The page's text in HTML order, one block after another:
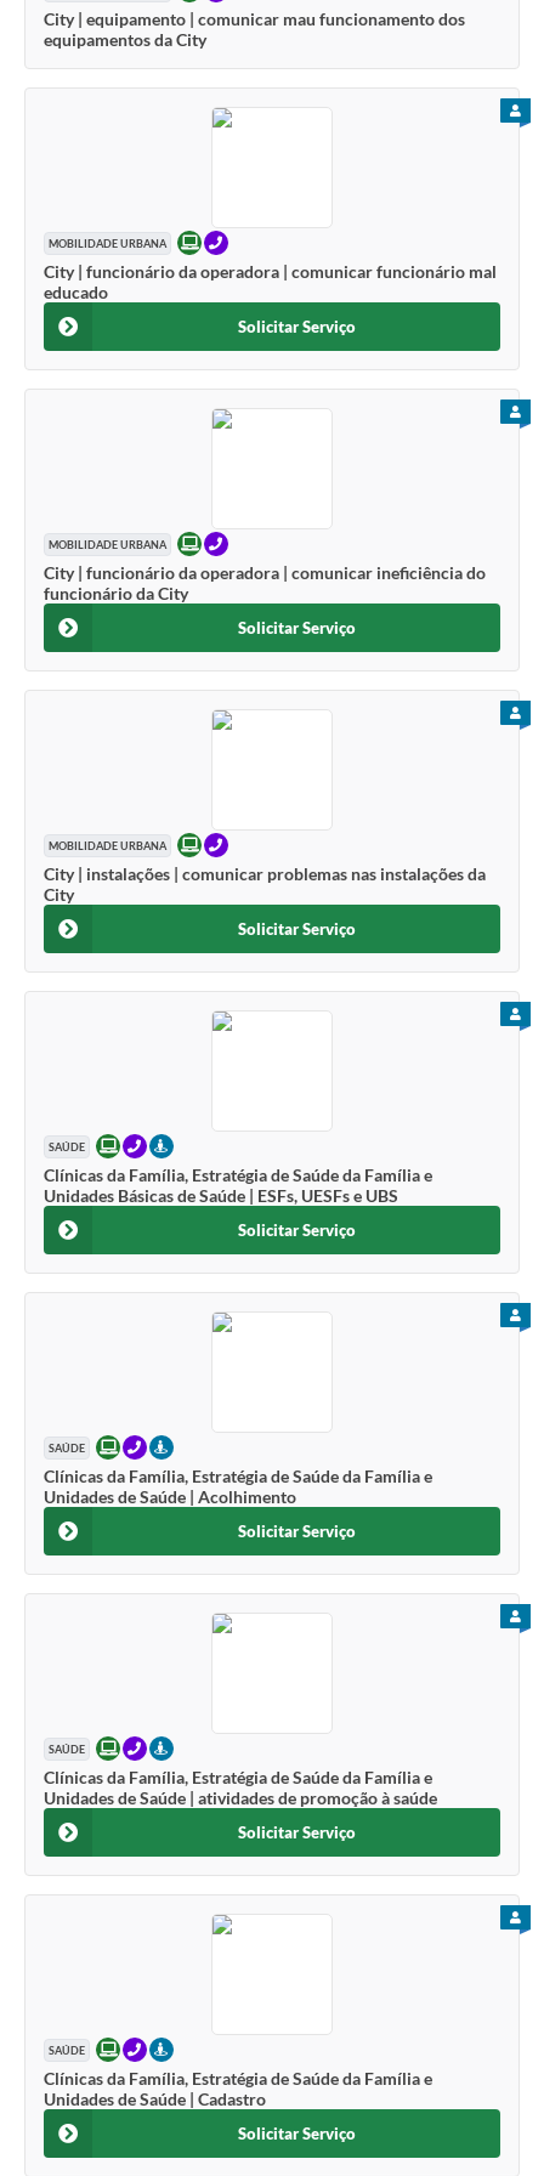
Legislação
City | equipamento | comunicar mau funcionamento dos
equipamentos da City
MOBILIDADE URBANA ONLINETELEFONE
City | funcionário da operadora | comunicar funcionário mal
educado
Solicitar Serviço
MOBILIDADE URBANA ONLINETELEFONE
City | funcionário da operadora | comunicar ineficiência do
funcionário da City
Solicitar Serviço
MOBILIDADE URBANA ONLINETELEFONE
City | instalações | comunicar problemas nas instalações da
City
Solicitar Serviço
SAÚDE ONLINETELEFONEPRESENCIAL
Clínicas da Família, Estratégia de Saúde da Família e
Unidades Básicas de Saúde | ESFs, UESFs e UBS
Solicitar Serviço
SAÚDE ONLINETELEFONEPRESENCIAL
Clínicas da Família, Estratégia de Saúde da Família e
Unidades de Saúde | Acolhimento
Solicitar Serviço
SAÚDE ONLINETELEFONEPRESENCIAL
Clínicas da Família, Estratégia de Saúde da Família e
Unidades de Saúde | atividades de promoção à saúde
Solicitar Serviço
SAÚDE ONLINETELEFONEPRESENCIAL
Clínicas da Família, Estratégia de Saúde da Família e
Unidades de Saúde | Cadastro
Solicitar Serviço